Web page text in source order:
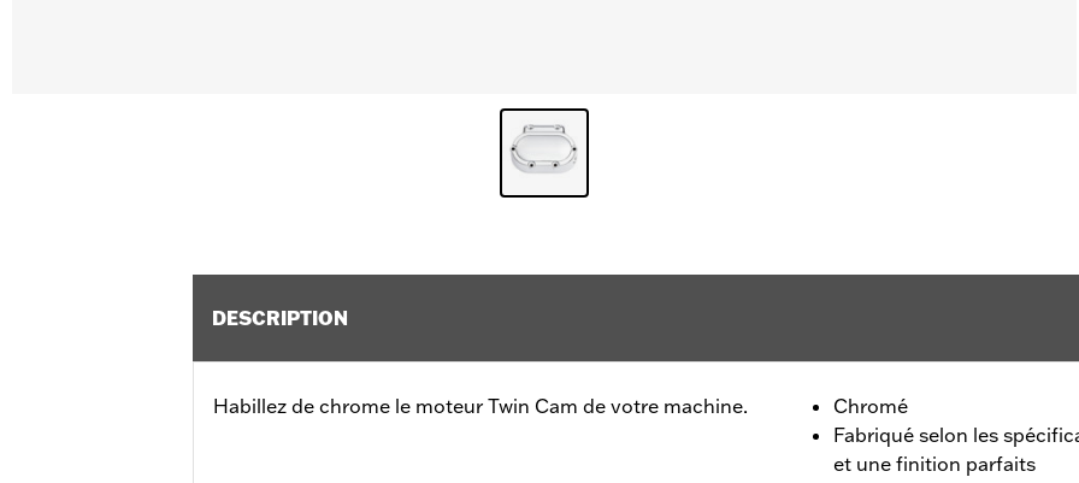
DESCRIPTION
Habillez de chrome le moteur Twin Cam de votre machine.
Chromé
Fabriqué selon les
et une finition parfaits